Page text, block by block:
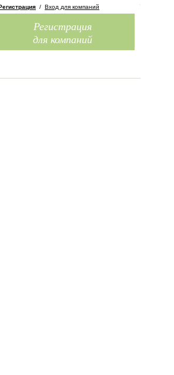
/ Вход для компаний
Регистрация
для компаний